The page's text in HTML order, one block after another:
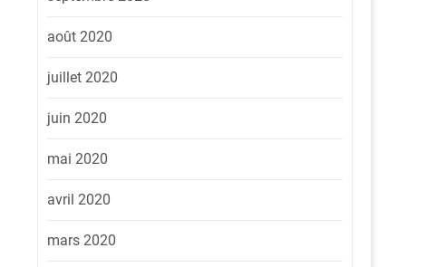
août 2020
juillet 2020
juin 2020
mai 2020
avril 2020
mars 2020